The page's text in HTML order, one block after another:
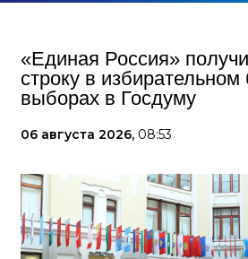
«Единая Россия»
строку в
выборах в Госдуму
06 августа 2026, 08:53